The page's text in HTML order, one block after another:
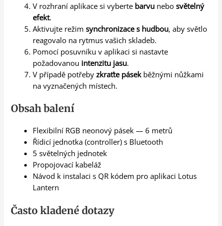
V rozhraní aplikace si vyberte barvu nebosvětelný
efekt.
Aktivujte režimsynchronizace s hudbou, aby světlo
reagovalo na rytmus vašich skladeb.
Pomocí posuvníku v aplikaci si nastavte
požadovanou intenzitu jasu.
V případě potřebyzkraťte pásekběžnými nůžkami
na vyznačených místech.
Obsah balení
Flexibilní RGB neonový pásek — 6 metrů
Řídicí jednotka (controller) s Bluetooth
5 světelných jednotek
Propojovací kabeláž
Návod k instalaci s QR kódem pro aplikaci Lotus
Lantern
Často kladené dotazy